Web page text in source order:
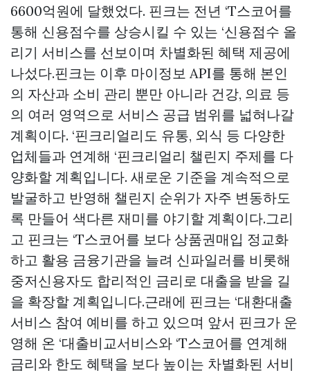
6600억원에 달했었다. 핀크는 전년 ‘T스코어를
통해 신용점수를 상승시킬 수 있는 ‘신용점수 올
리기 서비스를 선보이며 차별화된 혜택 제공에
나섰다.핀크는 이후 마이정보 API를 통해 본인
의 자산과 소비 관리 뿐만 아니라 건강, 의료 등
의 여러 영역으로 서비스 공급 범위를 넓혀나갈
계획이다. ‘핀크리얼리도 유통, 외식 등 다양한
업체들과 연계해 ‘핀크리얼리 챌린지 주제를 다
양화할 계획입니다. 새로운 기준을 계속적으로
발굴하고 반영해 챌린지 순위가 자주 변동하도
록 만들어 색다른 재미를 야기할 계획이다.그리
고 핀크는 ‘T스코어를 보다 상품권매입 정교화
하고 활용 금융기관을 늘려 신파일러를 비롯해
중저신용자도 합리적인 금리로 대출을 받을 길
을 확장할 계획입니다.근래에 핀크는 ‘대환대출
서비스 참여 예비를 하고 있으며 앞서 핀크가 운
영해 온 ‘대출비교서비스와 ‘T스코어를 연계해
금리와 한도 혜택을 보다 높이는 차별화된 서비